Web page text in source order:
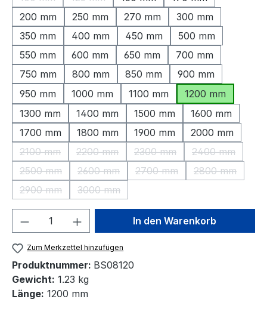
(Diese Option ist zurzeit nicht verfügbar.)
(Diese Option ist zurzeit nicht verfügbar.)
200 mm
250 mm 270 mm
300 mm
350 mm
400 mm 450 mm
500 mm
550 mm
600 mm 650 mm
700 mm
750 mm
800 mm 850 mm
900 mm
950 mm
1000 mm 1100 mm
1200 mm
1300 mm
1400 mm 1500 mm
1600 mm
1700 mm
1800 mm 1900 mm
2000 mm
2100 mm
(Diese Option ist zurzeit nicht verfügbar.)
2200 mm
(Diese Option ist zurzeit nicht verfügbar.)
2300 mm
(Diese Option ist zurzeit
2400 mm
(Diese
2500 mm
(Diese Option ist zurzeit nicht verfügbar.)
2600 mm
(Diese Option ist zurzeit nicht verfügbar.)
2700 mm
(Diese Option ist zurzeit
2800 mm
(Diese
2900 mm
(Diese Option ist zurzeit nicht verfügbar.)
3000 mm
(Diese Option ist zurzeit nicht verfügbar.)
Produkt Anzahl: Gib denIn den Warenkorb
Zum Merkzettel hinzufügen
Produktnummer: BS08120
Gewicht: 1.23 kg
Länge: 1200 mm